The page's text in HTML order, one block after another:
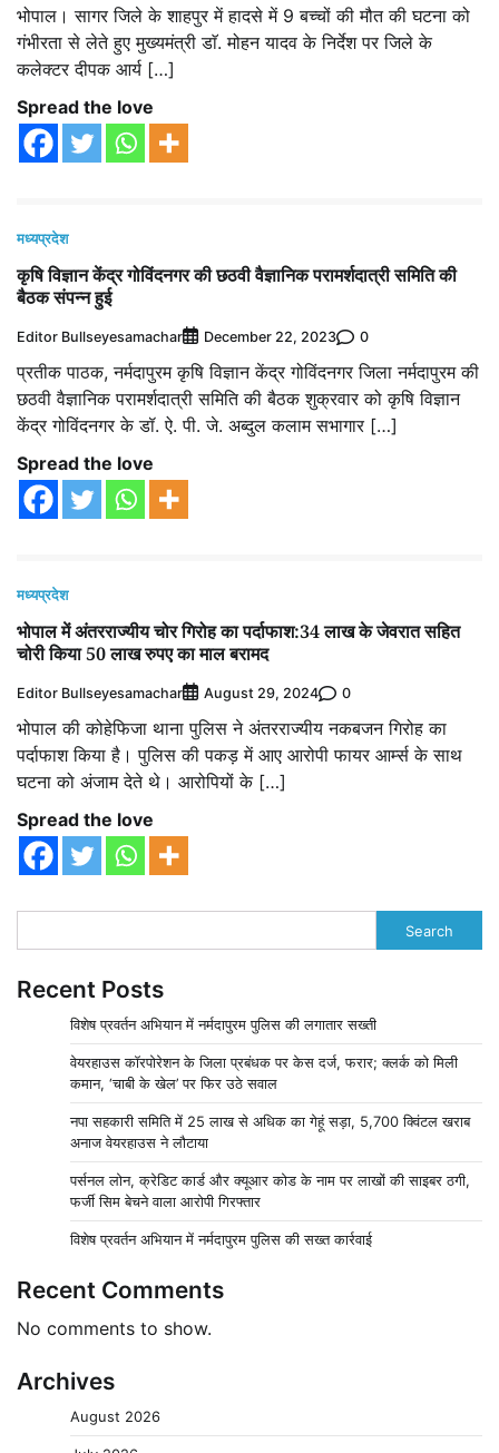
भोपाल। सागर जिले के शाहपुर में हादसे में 9 बच्चों की मौत की घटना को
गंभीरता से लेते हुए मुख्यमंत्री डाॅ. मोहन यादव के निर्देश पर जिले के
कलेक्टर दीपक आर्य […]
Spread the love
मध्यप्रदेश
कृषि विज्ञान केंद्र गोविंदनगर की छठवी वैज्ञानिक परामर्शदात्री समिति की
बैठक संपन्न हुई
Editor Bullseyesamachar December 22, 2023 0
प्रतीक पाठक, नर्मदापुरम कृषि विज्ञान केंद्र गोविंदनगर जिला नर्मदापुरम की
छठवी वैज्ञानिक परामर्शदात्री समिति की बैठक शुक्रवार को कृषि विज्ञान
केंद्र गोविंदनगर के डॉ. ऐ. पी. जे. अब्दुल कलाम सभागार […]
Spread the love
मध्यप्रदेश
भोपाल में अंतरराज्यीय चोर गिरोह का पर्दाफाश:34 लाख के जेवरात सहित
चोरी किया 50 लाख रुपए का माल बरामद
Editor Bullseyesamachar August 29, 2024 0
भोपाल की कोहेफिजा थाना पुलिस ने अंतरराज्यीय नकबजन गिरोह का
पर्दाफाश किया है। पुलिस की पकड़ में आए आरोपी फायर आर्म्स के साथ
घटना को अंजाम देते थे। आरोपियों के […]
Spread the love
Search
Recent Posts
विशेष प्रवर्तन अभियान में नर्मदापुरम पुलिस की लगातार सख्ती
वेयरहाउस कॉरपोरेशन के जिला प्रबंधक पर केस दर्ज, फरार; क्लर्क को मिली
कमान, ‘चाबी के खेल’ पर फिर उठे सवाल
नपा सहकारी समिति में 25 लाख से अधिक का गेहूं सड़ा, 5,700 क्विंटल खराब
अनाज वेयरहाउस ने लौटाया
पर्सनल लोन, क्रेडिट कार्ड और क्यूआर कोड के नाम पर लाखों की साइबर ठगी,
फर्जी सिम बेचने वाला आरोपी गिरफ्तार
विशेष प्रवर्तन अभियान में नर्मदापुरम पुलिस की सख्त कार्रवाई
Recent Comments
No comments to show.
Archives
August 2026